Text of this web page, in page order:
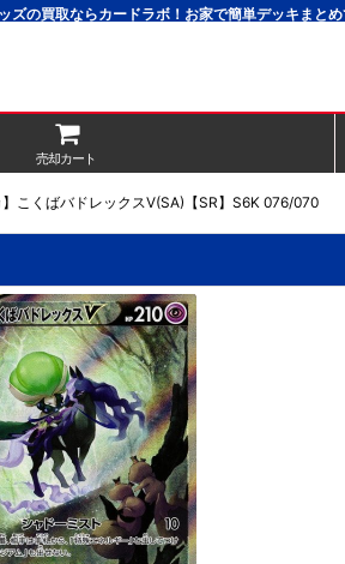
の買取ならカードラボ！お家で簡単デッキまとめ
売却カート
】こくばバドレックスV(SA)【SR】S6K 076/070